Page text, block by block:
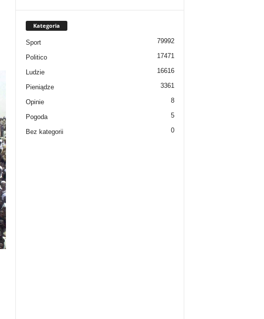
Kategoria
Sport 79992
Politico 17471
Ludzie 16616
Pieniądze 3361
Opinie 8
Pogoda 5
Bez kategorii 0